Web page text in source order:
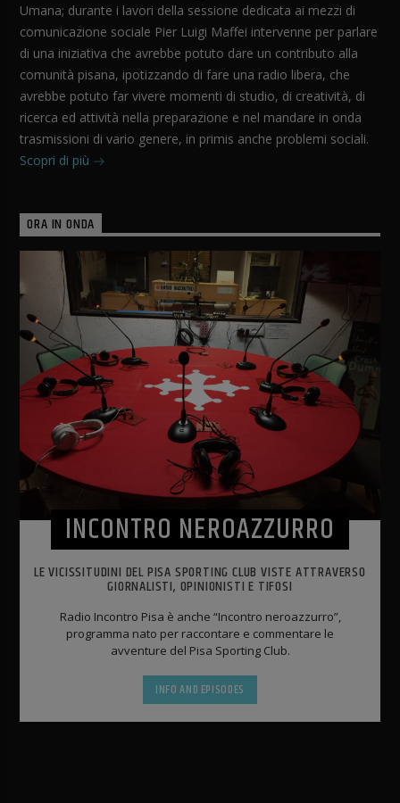
Umana; durante i lavori della sessione dedicata ai mezzi di
comunicazione sociale Pier Luigi Maffei intervenne per parlare
di una iniziativa che avrebbe potuto dare un contributo alla
comunità pisana, ipotizzando di fare una radio libera, che
avrebbe potuto far vivere momenti di studio, di creatività, di
ricerca ed attività nella preparazione e nel mandare in onda
trasmissioni di vario genere, in primis anche problemi sociali.
Scopri di più
ORA IN ONDA
INCONTRO NEROAZZURRO
LE VICISSITUDINI DEL PISA SPORTING CLUB VISTE ATTRAVERSO
GIORNALISTI, OPINIONISTI E TIFOSI
Radio Incontro Pisa è anche “Incontro neroazzurro”,
programma nato per raccontare e commentare le
avventure del Pisa Sporting Club.
INFO AND EPISODES